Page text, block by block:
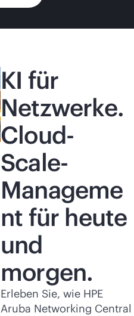
KI für
Netzwerke.
Cloud-
Scale-
Manageme
nt für heute
und
morgen.
Erleben Sie, wie HPE
Aruba Networking Central